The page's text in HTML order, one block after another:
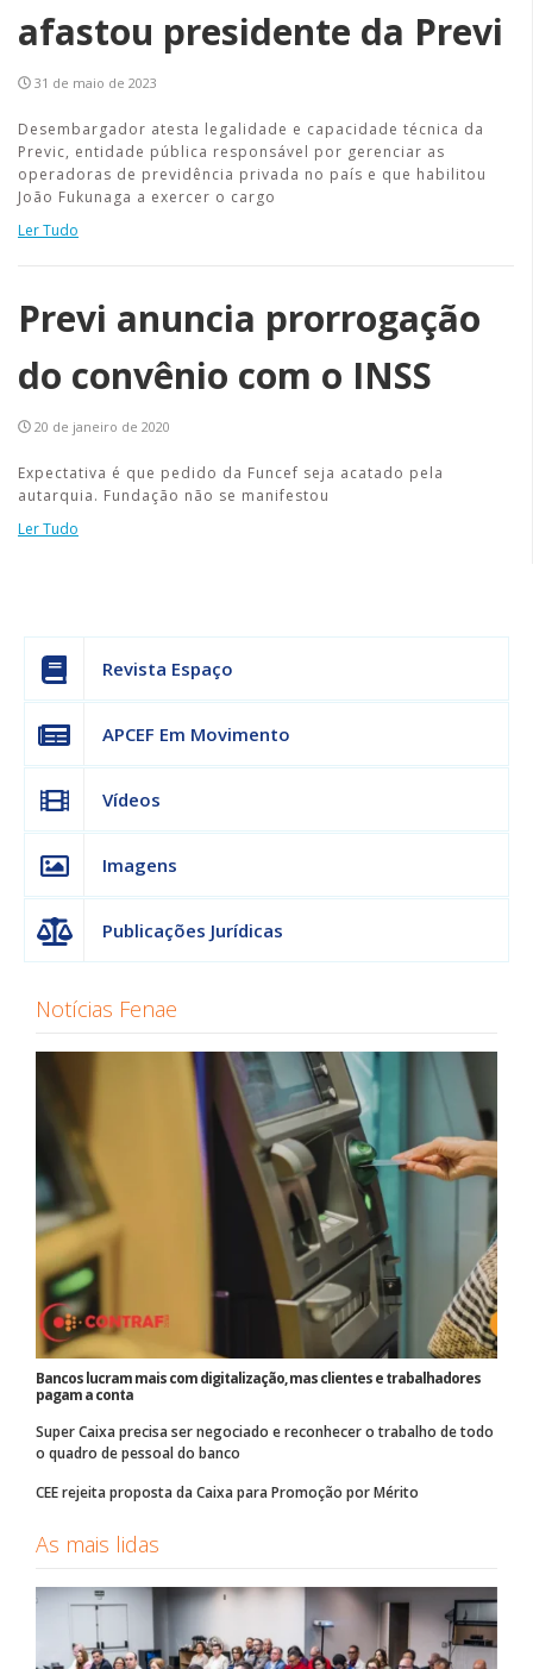
afastou presidente da Previ
31 de maio de 2023
Desembargador atesta legalidade e capacidade técnica da
Previc, entidade pública responsável por gerenciar as
operadoras de previdência privada no país e que habilitou
João Fukunaga a exercer o cargo
Ler Tudo
Previ anuncia prorrogação
do convênio com o INSS
20 de janeiro de 2020
Expectativa é que pedido da Funcef seja acatado pela
autarquia. Fundação não se manifestou
Ler Tudo
Revista Espaço
APCEF Em Movimento
Vídeos
Imagens
Publicações Jurídicas
Notícias Fenae
Bancos lucram mais com digitalização, mas clientes e trabalhadores
pagam a conta
Super Caixa precisa ser negociado e reconhecer o trabalho de todo
o quadro de pessoal do banco
CEE rejeita proposta da Caixa para Promoção por Mérito
As mais lidas